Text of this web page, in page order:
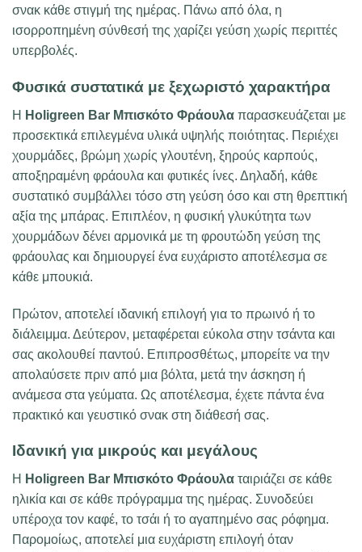
σνακ κάθε στιγμή της ημέρας. Πάνω από όλα, η
ισορροπημένη σύνθεσή της χαρίζει γεύση χωρίς περιττές
υπερβολές.
Φυσικά συστατικά με ξεχωριστό χαρακτήρα
Η Holigreen Bar Μπισκότο Φράουλα παρασκευάζεται με
προσεκτικά επιλεγμένα υλικά υψηλής ποιότητας. Περιέχει
χουρμάδες, βρώμη χωρίς γλουτένη, ξηρούς καρπούς,
αποξηραμένη φράουλα και φυτικές ίνες. Δηλαδή, κάθε
συστατικό συμβάλλει τόσο στη γεύση όσο και στη θρεπτική
αξία της μπάρας. Επιπλέον, η φυσική γλυκύτητα των
χουρμάδων δένει αρμονικά με τη φρουτώδη γεύση της
φράουλας και δημιουργεί ένα ευχάριστο αποτέλεσμα σε
κάθε μπουκιά.
Πρώτον, αποτελεί ιδανική επιλογή για το πρωινό ή το
διάλειμμα. Δεύτερον, μεταφέρεται εύκολα στην τσάντα και
σας ακολουθεί παντού. Επιπροσθέτως, μπορείτε να την
απολαύσετε πριν από μια βόλτα, μετά την άσκηση ή
ανάμεσα στα γεύματα. Ως αποτέλεσμα, έχετε πάντα ένα
πρακτικό και γευστικό σνακ στη διάθεσή σας.
Ιδανική για μικρούς και μεγάλους
Η Holigreen Bar Μπισκότο Φράουλα ταιριάζει σε κάθε
ηλικία και σε κάθε πρόγραμμα της ημέρας. Συνοδεύει
υπέροχα τον καφέ, το τσάι ή το αγαπημένο σας ρόφημα.
Παρομοίως, αποτελεί μια ευχάριστη επιλογή όταν